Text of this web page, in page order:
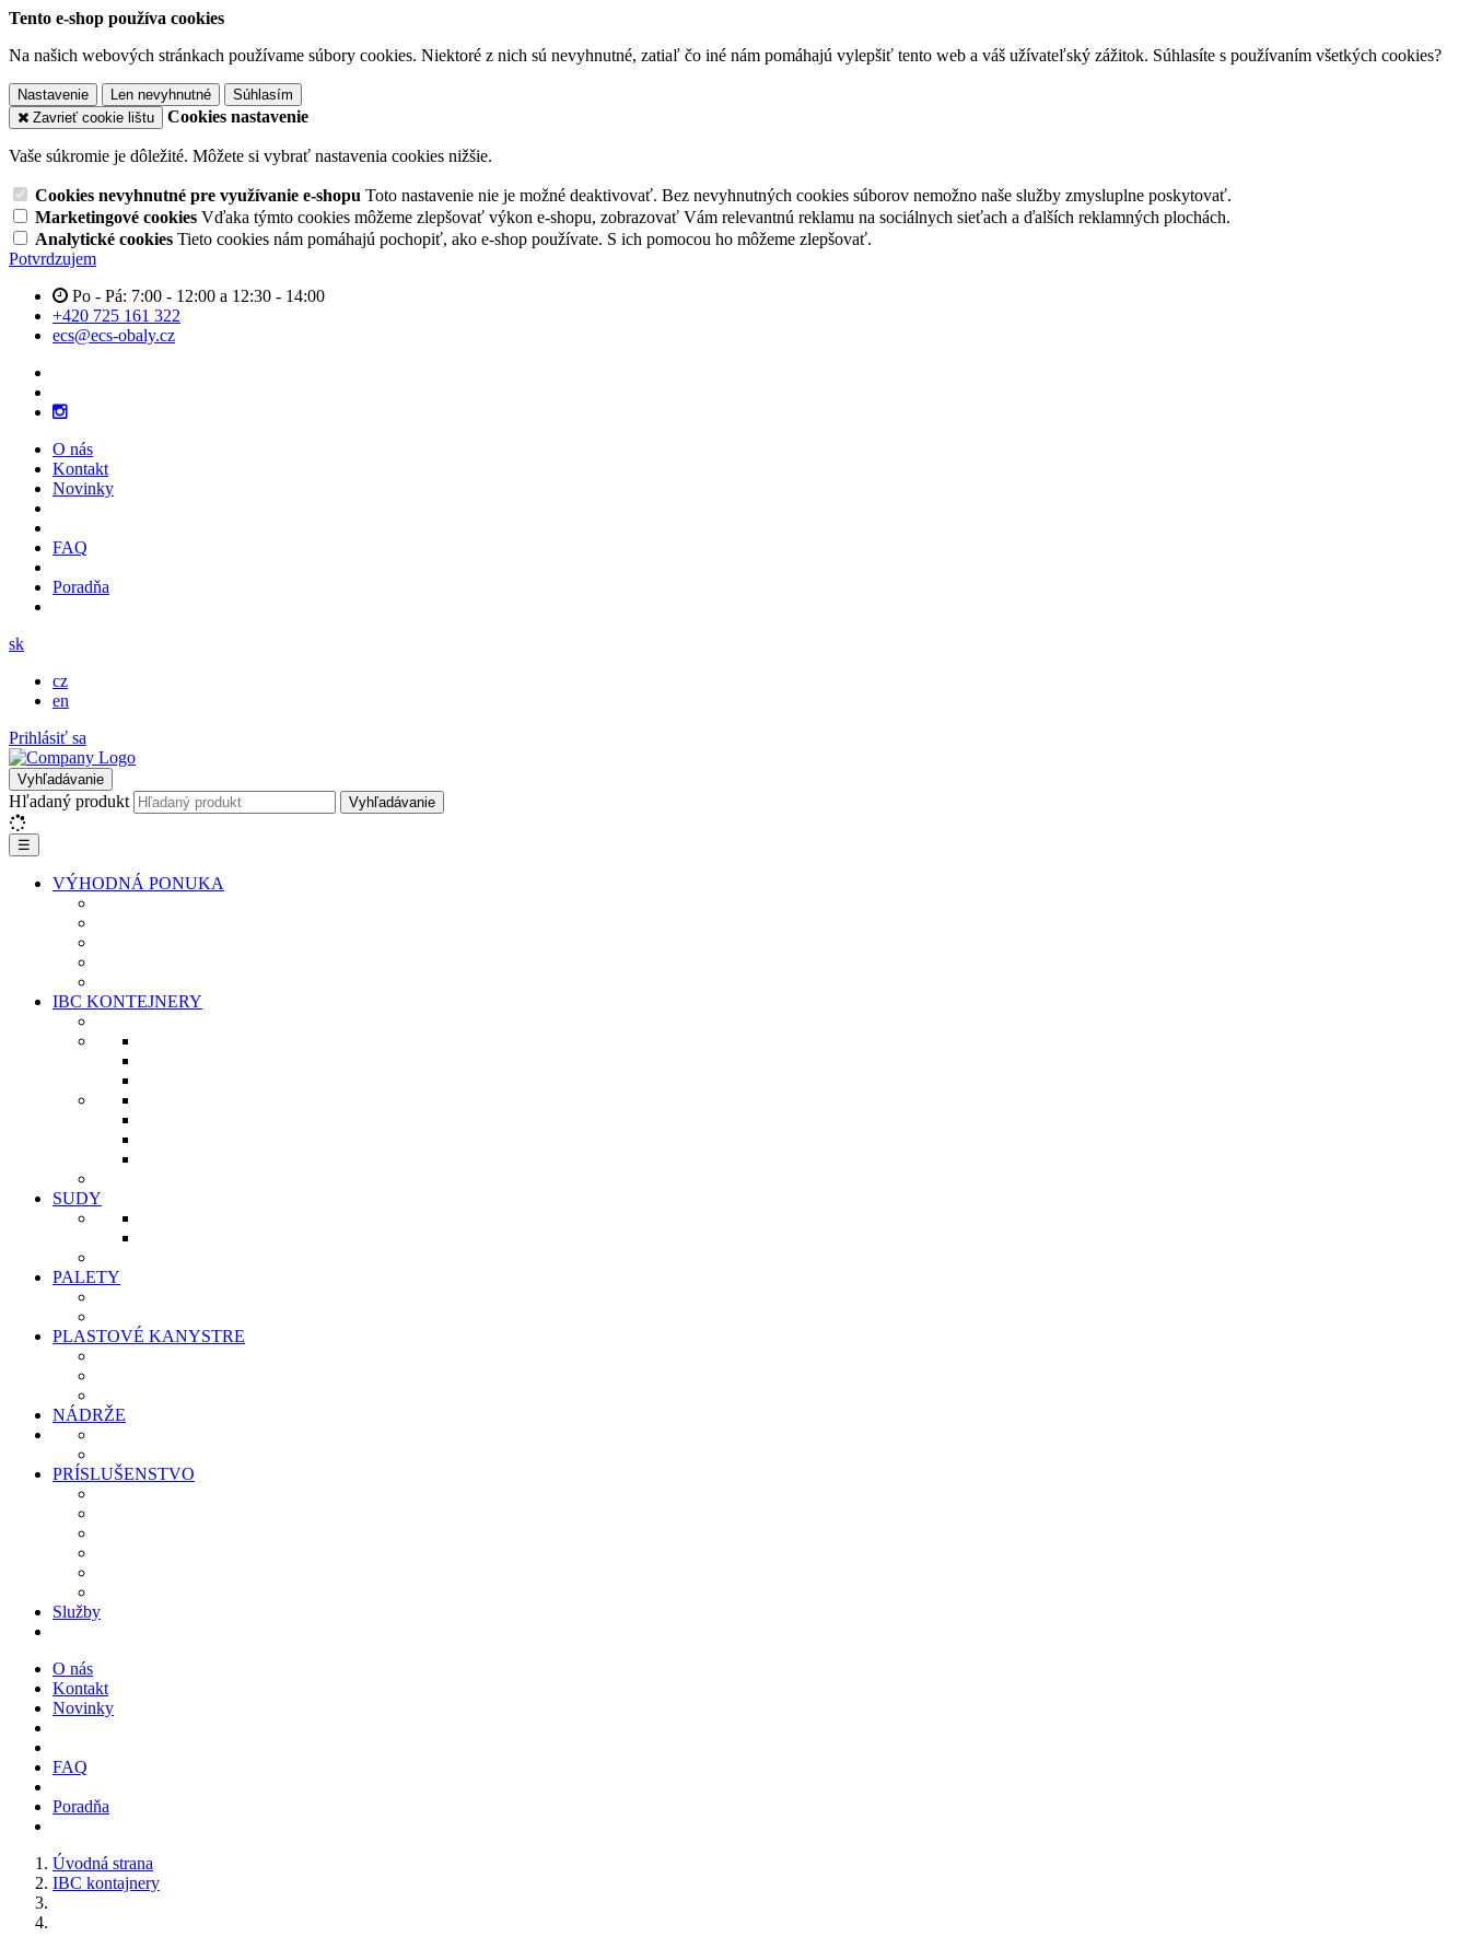
Tento e-shop používa cookies
Na našich webových stránkach používame súbory cookies. Niektoré z nich sú nevyhnutné, zatiaľ čo iné nám pomáhajú vylepšiť tento web a váš užívateľský zážitok. Súhlasíte s používaním všetkých cookies?
Nastavenie Len nevyhnutné
Súhlasím
Zavrieť cookie lištu
Cookies nastavenie
Vaše súkromie je dôležité. Môžete si vybrať nastavenia cookies nižšie.
Cookies nevyhnutné pre využívanie e-shopu Toto nastavenie nie je možné deaktivovať. Bez nevyhnutných cookies súborov nemožno naše služby zmysluplne poskytovať.
Marketingové cookies Vďaka týmto cookies môžeme zlepšovať výkon e-shopu, zobrazovať Vám relevantnú reklamu na sociálnych sieťach a ďalších reklamných plochách.
Analytické cookies Tieto cookies nám pomáhajú pochopiť, ako e-shop používate. S ich pomocou ho môžeme zlepšovať.
Potvrdzujem
Po - Pá: 7:00 - 12:00 a 12:30 - 14:00
+420 725 161 322
ecs@ecs-obaly.cz
O nás
Kontakt
Novinky
FAQ
Poradňa
sk
cz
en
Prihlásiť sa
Vyhľadávanie
Hľadaný produkt Vyhľadávanie
☰
VÝHODNÁ PONUKA
IBC KONTEJNERY
SUDY
PALETY
PLASTOVÉ KANYSTRE
NÁDRŽE
PRÍSLUŠENSTVO
Služby
O nás
Kontakt
Novinky
FAQ
Poradňa
Úvodná strana
IBC kontajnery